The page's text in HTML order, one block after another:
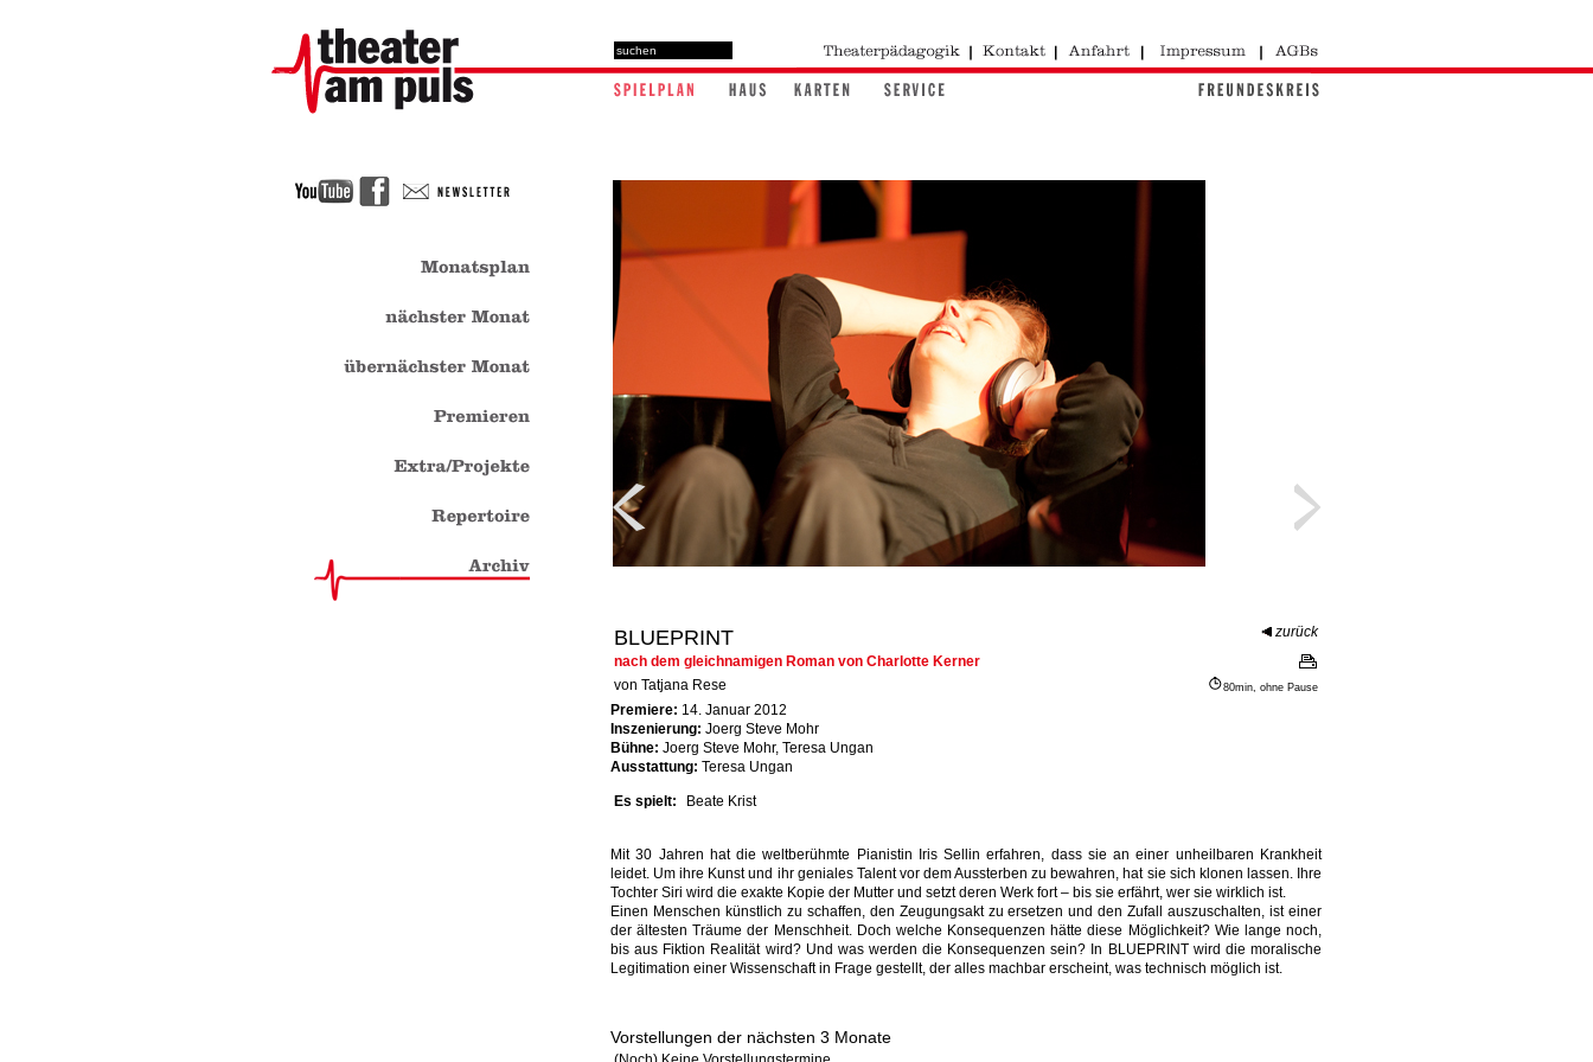
BLUEPRINT
zurück
nach dem gleichnamigen Roman von Charlotte Kerner
von Tatjana Rese
80min, ohne Pause
Premiere: 14. Januar 2012
Inszenierung: Joerg Steve Mohr
Bühne: Joerg Steve Mohr, Teresa Ungan
Ausstattung: Teresa Ungan
Es spielt: Beate Krist
Mit 30 Jahren hat die weltberühmte Pianistin Iris Sellin erfahren, dass sie an einer unheilbaren Krankheit
leidet. Um ihre Kunst und ihr geniales Talent vor dem Aussterben zu bewahren, hat sie sich klonen lassen. Ihre
Tochter Siri wird die exakte Kopie der Mutter und setzt deren Werk fort – bis sie erfährt, wer sie wirklich ist.
Einen Menschen künstlich zu schaffen, den Zeugungsakt zu ersetzen und den Zufall auszuschalten, ist einer
der ältesten Träume der Menschheit. Doch welche Konsequenzen hätte diese Möglichkeit? Wie lange noch,
bis aus Fiktion Realität wird? Und was werden die Konsequenzen sein? In BLUEPRINT wird die moralische
Legitimation einer Wissenschaft in Frage gestellt, der alles machbar erscheint, was technisch möglich ist.
Vorstellungen der nächsten 3 Monate